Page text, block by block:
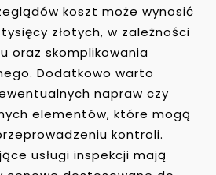
koszt może wynosić
złotych, w zależności
oraz skomplikowania
Dodatkowo warto
napraw czy
elementów, które mogą
kontroli.
usługi inspekcji mają